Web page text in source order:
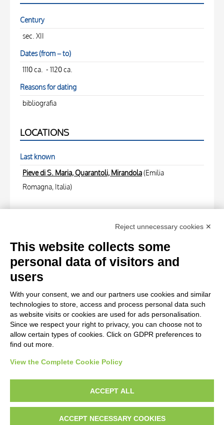
Century
sec. XII
Dates (from – to)
1110 ca. - 1120 ca.
Reasons for dating
bibliografia
LOCATIONS
Last known
Pieve di S. Maria, Quarantoli, Mirandola(Emilia
Romagna, Italia)
Photo Entry
Studio fotografico Orlandini , Pieve di Quarantoli. Pulpito
Photo Entry
Studio fotografico Orlandini , Pieve di Quarantoli. Pulpito
romanico
diritto d’autore, legge 22 aprile 1941 n. 633. I diritti degli autori, degli artisti e
dei fotografi che hanno realizzato le opere e le immagini, degli enti e delle
istituzioni che ne sono proprietari, sono riservati. Si vieta quindi la
Reject unnecessary cookies ✕
This website collects some
personal data of visitors and
users
With your consent, we and our partners use cookies and similar
technologies to store, access and process personal data such
as website visits or cookies are used for ads personalisation.
Since we respect your right to privacy, you can choose not to
allow certain types of cookies. Click on GDPR preferences to
find out more.
View the Complete Cookie Policy
ACCEPT ALL
ACCEPT NECESSARY COOKIES